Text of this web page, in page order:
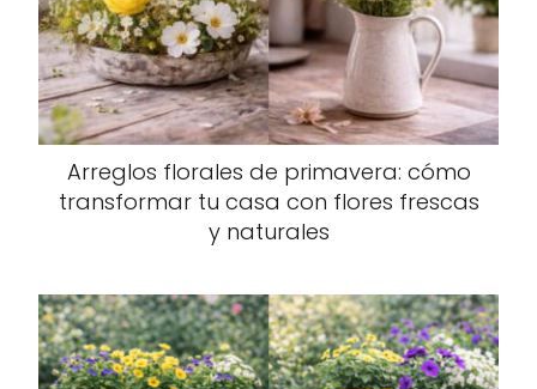
Arreglos florales de primavera: cómo
transformar tu casa con flores frescas
y naturales